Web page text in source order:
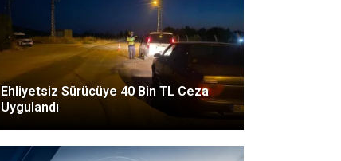
Ehliyetsiz Sürücüye 40 Bin TL Ceza
Uygulandı